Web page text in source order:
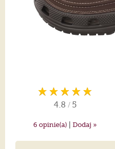
4.8 / 5
6 opinie(a) | Dodaj »